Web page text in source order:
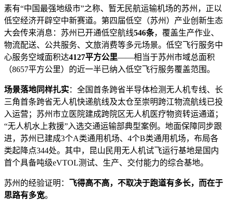
素有“中国最强地级市”之称、暂无民航运输机场的苏州，正以
低空经济开辟空中新赛道。第四届低空（苏州）产业创新生态
大会传来消息：苏州已开通低空航线546条，覆盖生产作业、
物流配送、公共服务、文旅消费等多元场景。低空飞行服务中
心服务空域面积达4127平方公里——相当于苏州市域总面积
（8657平方公里）的近一半已纳入低空飞行服务覆盖范围。
场景落地同样扎实：全国首条跨省半导体检测无人机专线、长
三角首条跨省无人机快递航线及太仓至崇明跨江物流航线已投
入运营；苏州市立医院建成跨院区无人机医疗物资转运通道；
“无人机水上救援”入选交通运输部典型案例。地面保障同步跟
进，苏州已建成3个A类通用机场、4个B类通用机场，布局各
类起降点344处。其中，昆山民用无人机试飞运行基地是国内
首个具备吨级eVTOL测试、生产、交付能力的综合基地。
苏州的经验证明： 飞得高不高，不取决于跑道有多长，而在于
思路有多宽。